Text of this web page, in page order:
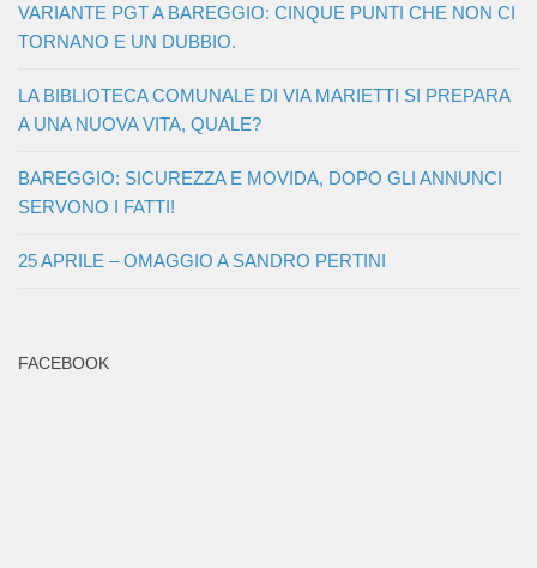
VARIANTE PGT A BAREGGIO: CINQUE PUNTI CHE NON CI
TORNANO E UN DUBBIO.
LA BIBLIOTECA COMUNALE DI VIA MARIETTI SI PREPARA
A UNA NUOVA VITA, QUALE?
BAREGGIO: SICUREZZA E MOVIDA, DOPO GLI ANNUNCI
SERVONO I FATTI!
25 APRILE – OMAGGIO A SANDRO PERTINI
FACEBOOK